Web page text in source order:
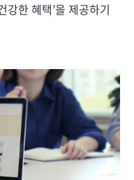
한 혜택’을 제공하기